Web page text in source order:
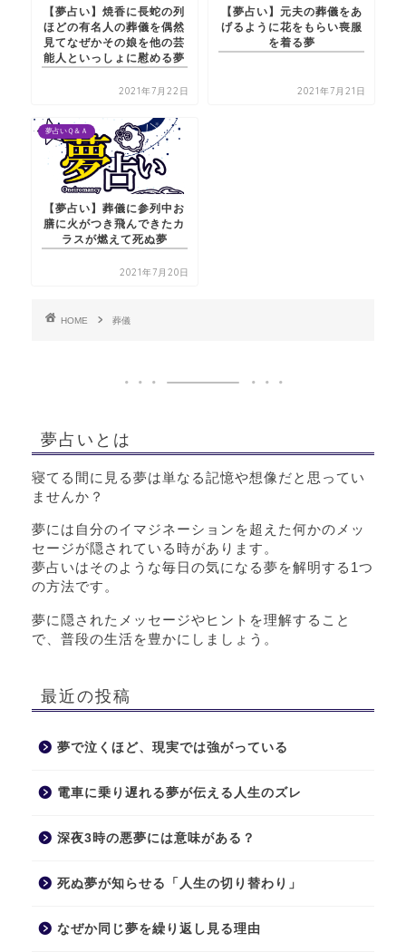
【夢占い】焼香に長蛇の列
ほどの有名人の葬儀を偶然
見てなぜかその娘を他の芸
能人といっしょに慰める夢
2021年7月22日
【夢占い】元夫の葬儀をあ
げるように花をもらい喪服
を着る夢
2021年7月21日
夢占いＱ＆Ａ
【夢占い】葬儀に参列中お
膳に火がつき飛んできたカ
ラスが燃えて死ぬ夢
2021年7月20日
HOME 葬儀
夢占いとは
寝てる間に見る夢は単なる記憶や想像だと思ってい
ませんか？
夢には自分のイマジネーションを超えた何かのメッ
セージが隠されている時があります。
夢占いはそのような毎日の気になる夢を解明する1つ
の方法です。
夢に隠されたメッセージやヒントを理解すること
で、普段の生活を豊かにしましょう。
最近の投稿
夢で泣くほど、現実では強がっている
電車に乗り遅れる夢が伝える人生のズレ
深夜3時の悪夢には意味がある？
死ぬ夢が知らせる「人生の切り替わり」
なぜか同じ夢を繰り返し見る理由